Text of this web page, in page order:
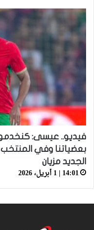
فيديو.. عيسى: كنخدمو
بعضياتنا وفي
الجديد مزيان
14:01 | 1 أبريل، 2026